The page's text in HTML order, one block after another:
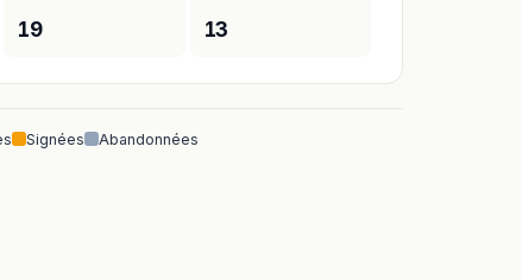
19 13
Signées Abandonnées